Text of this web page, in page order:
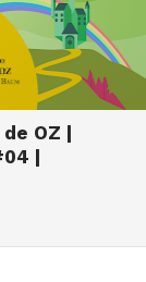
OZ |
|